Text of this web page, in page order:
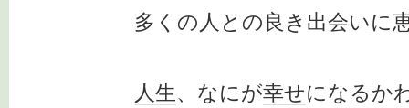
多くの人との良き 出会いに
人生、なにが幸せになるか